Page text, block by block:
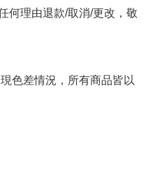
何理由退款/取消/更改，敬
色差情況，所有商品皆以